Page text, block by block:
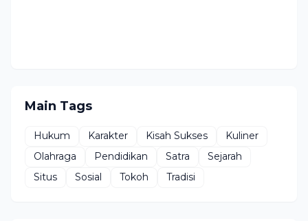
Main Tags
Hukum Karakter Kisah Sukses
Kuliner
Olahraga
Pendidikan Satra
Sejarah
Situs
Sosial Tokoh Tradisi